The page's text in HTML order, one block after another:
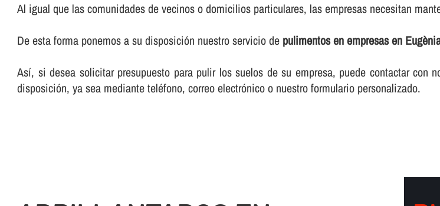
Al igual que las comunidades de vecinos o domicilios particulares, las empresas necesitan
De esta forma ponemos a su disposición nuestro servicio de pulimentos en empresas en
Así­, si desea solicitar presupuesto para pulir los suelos de su empresa, puede contactar con
disposición, ya sea mediante teléfono, correo electrónico o nuestro formulario personalizado.